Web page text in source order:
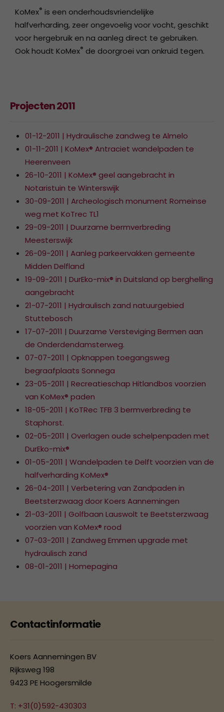
KoMex® is een onderhoudsvriendelijke
halfverharding, zeer ongevoelig voor vocht, geschikt
voor hergebruik en na aanleg direct te gebruiken.
Ook houdt KoMex® de doorgroei van onkruid tegen.
Projecten 2011
01-12-2011 | Hydraulische zandweg te Almelo
01-11-2011 | KoMex® Antraciet wandelpaden te
Heerenveen
26-10-2011 | KoMex® geel aangebracht in
Notaristuin te Winterswijk
30-09-2011 | Archeologisch monument Romeinse
weg met KoTrec TL1
29-09-2011 | Duurzame bermverbreding
Meesterswijk
26-09-2011 | Aanleg parkeervakken gemeente
Midden Delfland
19-09-2011 | DurEko-mix® in Duitsland op berghelling
aangebracht
21-07-2011 | Hydraulisch zand natuurgebied
Stuttebosch
17-07-2011 | Duurzame Versteviging Bermen aan
de Onderdendamsterweg.
07-07-2011 | Opknappen toegangsweg
begraafplaats Sonnega
23-05-2011 | Recreatieschap Hitlandbos voorzien
van KoMex® paden
18-05-2011 | KoTRec TFB 3 bermverbreding te
Staphorst.
02-05-2011 | Overlagen oude schelpenpaden met
DurEko-mix®
01-05-2011 | Wandelpaden te Delft voorzien van de
halfverharding KoMex®
26-04-2011 | Verbetering van Zandpaden in
Beetsterzwaag door Koers Aannemingen
21-03-2011 | Golfbaan Lauswolt te Beetsterzwaag
voorzien van KoMex® rood
07-03-2011 | Zandweg Emmen upgrade met
hydraulisch zand
08-01-2011 | Homepagina
Contactinformatie
Koers Aannemingen BV
Rijksweg 198
9423 PE Hoogersmilde
T: +31(0)592-430303